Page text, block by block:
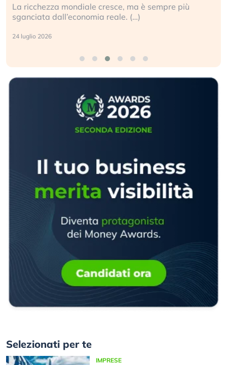
La ricchezza mondiale cresce, ma è sempre più
sganciata dall’economia reale. (…)
24 luglio 2026
Selezionati per te
IMPRESE